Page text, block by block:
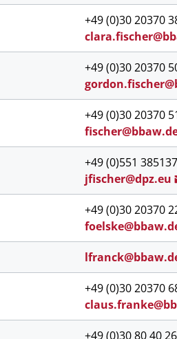
+49 (0)30 20370
cl
+49 (0)30 20370
gordon.fischer@
+49 (0)30 20370
fischer@
+49 (0)551
jfischer@dpz.eu
+49 (0)30 20370
foelske@bbaw.d
lfranck@
+49 (0)30 20370
claus.franke@b
+49 (0)30 80 40